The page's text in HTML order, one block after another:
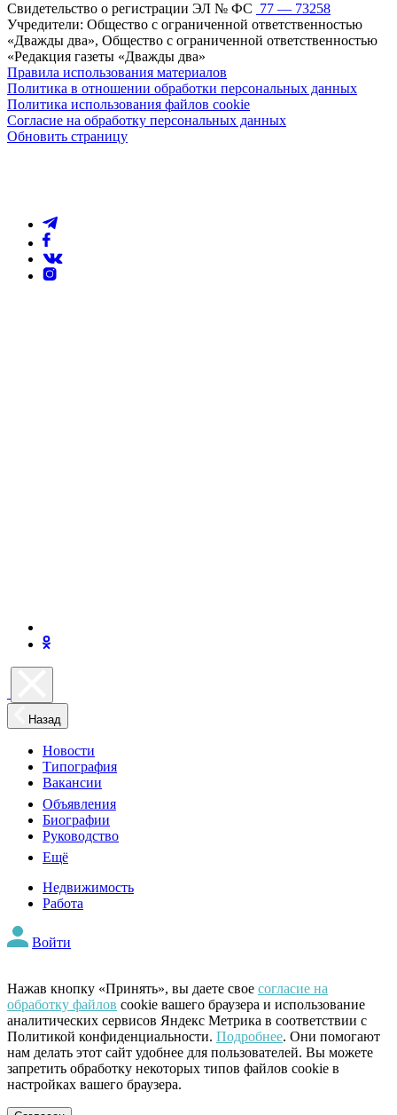
Свидетельство о регистрации ЭЛ № ФС 77 — 73258
Учредители: Общество с ограниченной ответственностью
«Дважды два», Общество с ограниченной ответственностью
«Редакция газеты «Дважды два»
Правила использования материалов
Политика в отношении обработки персональных данных
Политика использования файлов cookie
Согласие на обработку персональных данных
Обновить страницу
Назад
Новости
Типография
Вакансии
Объявления
Биографии
Руководство
Ещё
Недвижимость
Работа
Войти
Нажав кнопку «Принять», вы даете свое согласие на
обработку файлов cookie вашего браузера и использование
аналитических сервисов Яндекс Метрика в соответствии с
Политикой конфиденциальности. Подробнее. Они помогают
нам делать этот сайт удобнее для пользователей. Вы можете
запретить обработку некоторых типов файлов cookie в
настройках вашего браузера.